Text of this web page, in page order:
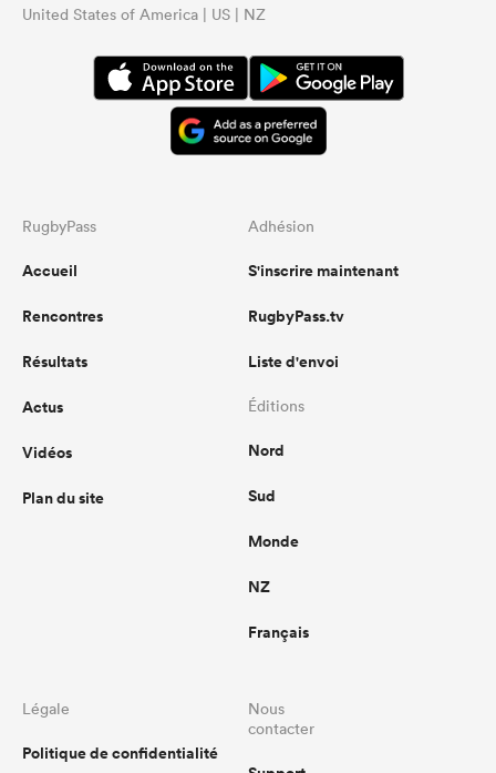
United States of America | US | NZ
RugbyPass
Accueil
Rencontres
Résultats
Actus
Vidéos
Plan du site
Adhésion
S'inscrire maintenant
RugbyPass.tv
Liste d'envoi
Éditions
Nord
Sud
Monde
NZ
Français
Légale
Politique de confidentialité
Nous
contacter